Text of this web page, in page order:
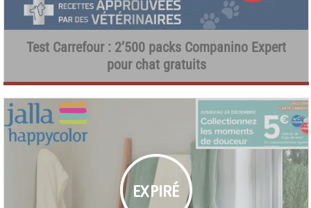
Test Carrefour : 2’500 packs Companino Expert
pour chat gratuits